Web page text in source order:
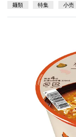
麺類 特集 小売